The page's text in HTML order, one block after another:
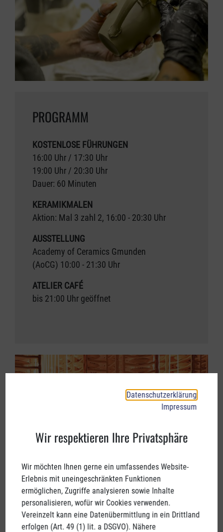
PROGRAMM
KOSTENLOSE FÜHRUNGEN
16:00 Uhr / 17:30 Uhr
19:00 Uhr / 20:30 Uhr
Dauer: 60 Minuten
KERAMIKMALEN
Aktion: Mal 3 zahl 2, 16:00 - 20:30 Uhr
AUSSTELLUNG
Academy of Ceramics Gmunden
(AoCG) 10:00 - 21:30 Uhr
ATELIER CAFÉ
bis 21:00 Uhr geöffnet
JEDES STÜCK EIN UNIKAT
Datenschutzerklärung
Impressum
Wir respektieren Ihre Privatsphäre
Wir möchten Ihnen gerne ein umfassendes Website-
Erlebnis mit uneingeschränkten Funktionen
ermöglichen, Zugriffe analysieren sowie Inhalte
personalisieren, wofür wir Cookies verwenden.
Vereinzelt kann eine Datenübermittlung in ein Drittland
erfolgen (Art. 49 (1) lit. a DSGVO). Nähere